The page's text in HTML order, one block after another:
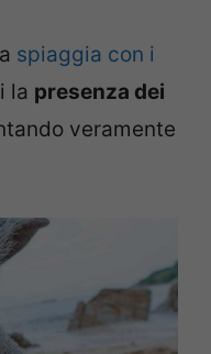
spiaggia con i
la presenza dei
veramente